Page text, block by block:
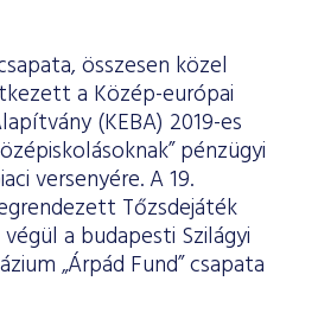
összesen közel
a Közép-európai
(KEBA) 2019-es
pénzügyi
versenyére. A 19.
Tőzsdejáték
a budapesti Szilágyi
„Árpád Fund” csapata